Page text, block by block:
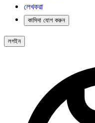
লেখকরা
কাসিদা যোগ করুন
লগইন